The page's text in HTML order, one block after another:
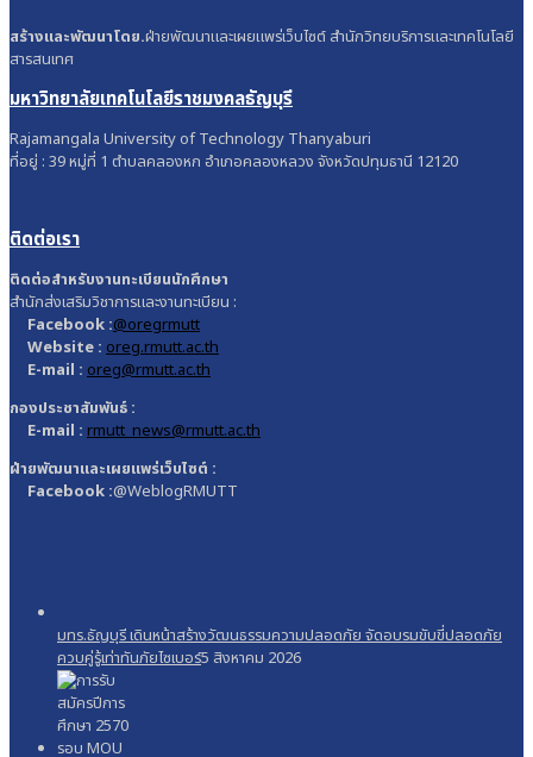
สร้างและพัฒนาโดย.ฝ่ายพัฒนาและเผยแพร่เว็บไซต์ สำนักวิทยบริการและเทคโนโลยี
สารสนเทศ
มหาวิทยาลัยเทคโนโลยีราชมงคลธัญบุรี
Rajamangala University of Technology Thanyaburi
ที่อยู่ : 39 หมู่ที่ 1 ตำบลคลองหก อำเภอคลองหลวง จังหวัดปทุมธานี 12120
ติดต่อเรา
ติดต่อสำหรับงานทะเบียนนักศึกษา
สำนักส่งเสริมวิชาการและงานทะเบียน :
Facebook :@oregrmutt
Website : oreg.rmutt.ac.th
E-mail : oreg@rmutt.ac.th
กองประชาสัมพันธ์ :
E-mail : rmutt_news@rmutt.ac.th
ฝ่ายพัฒนาและเผยแพร่เว็บไซต์ :
Facebook :@WeblogRMUTT
มทร.ธัญบุรี เดินหน้าสร้างวัฒนธรรมความปลอดภัย จัดอบรมขับขี่ปลอดภัย
ควบคู่รู้เท่าทันภัยไซเบอร์5 สิงหาคม 2026